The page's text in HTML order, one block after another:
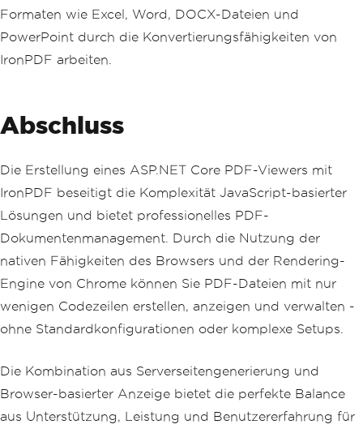
Formaten wie Excel, Word, DOCX-Dateien und
PowerPoint durch die Konvertierungsfähigkeiten von
IronPDF arbeiten.
Abschluss
Die Erstellung eines ASP.NET Core PDF-Viewers mit
IronPDF beseitigt die Komplexität JavaScript-basierter
Lösungen und bietet professionelles PDF-
Dokumentenmanagement. Durch die Nutzung der
nativen Fähigkeiten des Browsers und der Rendering-
Engine von Chrome können Sie PDF-Dateien mit nur
wenigen Codezeilen erstellen, anzeigen und verwalten -
ohne Standardkonfigurationen oder komplexe Setups.
Die Kombination aus Serverseitengenerierung und
Browser-basierter Anzeige bietet die perfekte Balance
aus Unterstützung, Leistung und Benutzererfahrung für